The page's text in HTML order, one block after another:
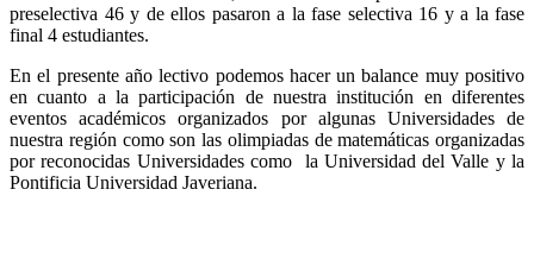
preselectiva 46 y de ellos pasaron a la fase selectiva 16 y a la fase
final 4 estudiantes.
En el presente año lectivo podemos hacer un balance muy positivo
en cuanto a la participación de nuestra institución en diferentes
eventos académicos organizados por algunas Universidades de
nuestra región como son las olimpiadas de matemáticas organizadas
por reconocidas Universidades como la Universidad del Valle y la
Pontificia Universidad Javeriana.